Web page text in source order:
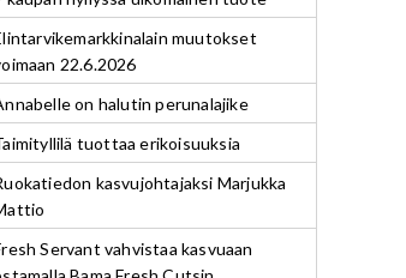
muutokset
22.6.2026
on halutin perunalajike
tuottaa erikoisuuksia
kasvujohtajaksi Marjukka
Servant vahvistaa kasvuaan